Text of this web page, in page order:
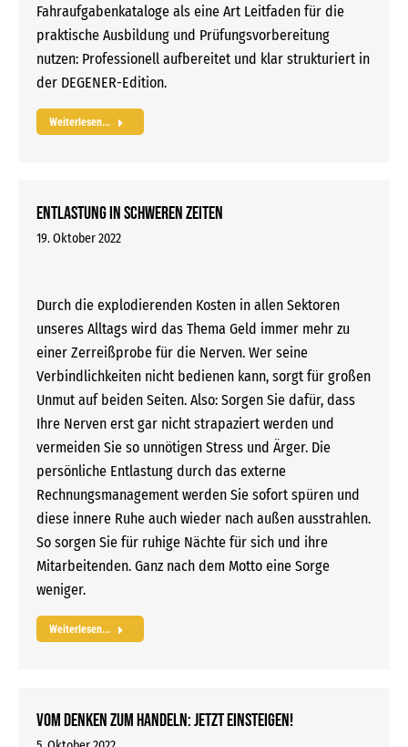
Fahraufgabenkataloge als eine Art Leitfaden für die
praktische Ausbildung und Prüfungsvorbereitung
nutzen: Professionell aufbereitet und klar strukturiert in
der DEGENER-Edition.
Weiterlesen...
Entlastung in schweren Zeiten
19. Oktober 2022
Durch die explodierenden Kosten in allen Sektoren
unseres Alltags wird das Thema Geld immer mehr zu
einer Zerreißprobe für die Nerven. Wer seine
Verbindlichkeiten nicht bedienen kann, sorgt für großen
Unmut auf beiden Seiten. Also: Sorgen Sie dafür, dass
Ihre Nerven erst gar nicht strapaziert werden und
vermeiden Sie so unnötigen Stress und Ärger. Die
persönliche Entlastung durch das externe
Rechnungsmanagement werden Sie sofort spüren und
diese innere Ruhe auch wieder nach außen ausstrahlen.
So sorgen Sie für ruhige Nächte für sich und ihre
Mitarbeitenden. Ganz nach dem Motto eine Sorge
weniger.
Weiterlesen...
Vom Denken zum Handeln: Jetzt einsteigen!